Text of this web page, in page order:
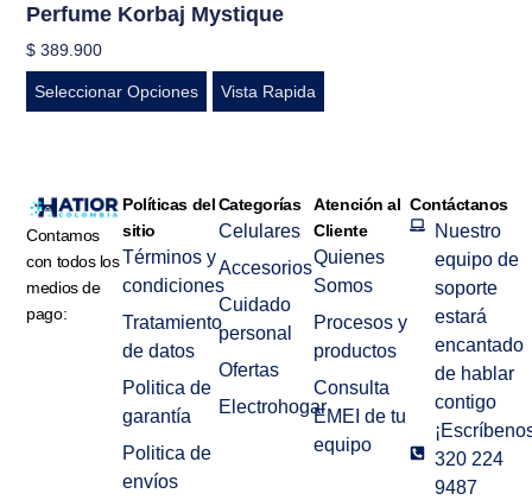
Perfume Korbaj Mystique
$ 389.900
Seleccionar Opciones Vista Rapida
Contamos
con todos los
medios de
pago:
Políticas del
sitio
Términos y
condiciones
Tratamiento
de datos
Politica de
garantía
Politica de
envíos
Categorías
Celulares
Accesorios
Cuidado
personal
Ofertas
Electrohogar
Atención al
Cliente
Quienes
Somos
Procesos y
productos
Consulta
EMEI de tu
equipo
Contáctanos
Nuestro
equipo de
soporte
estará
encantado
de hablar
contigo
320 224
9487